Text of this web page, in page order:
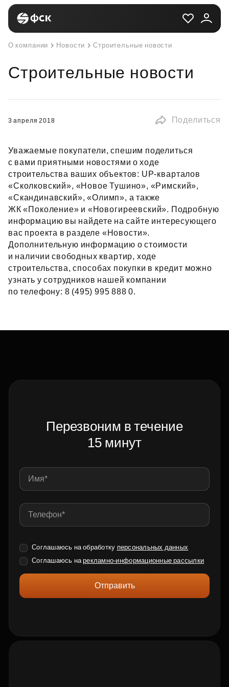
О компании Новости Строительные новости
Строительные новости
3 апреля 2018 Поделиться
Уважаемые покупатели, спешим поделиться
с вами приятными новостями о ходе
строительства ваших объектов: UP‑кварталов
«Сколковский», «Новое Тушино», «Римский»,
«Скандинавский», «Олимп», а также
ЖК «Поколение» и «Новогиреевский». Подробную
информацию вы найдете на сайте интересующего
вас проекта в разделе «Новости».
Дополнительную информацию о стоимости
и наличии свободных квартир, ходе
строительства, способах покупки в кредит можно
узнать у сотрудников нашей компании
по телефону: 8 (495) 995 888 0.
Перезвоним в течение
15 минут
Соглашаюсь на обработку персональных данных
Соглашаюсь нарекламно-информационные рассылки
Отправить